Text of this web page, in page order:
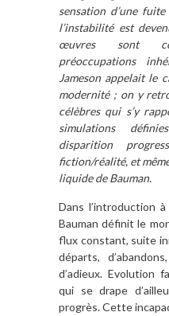
sensation d’une
l’instabilité est
œuvres sont
préoccupations
Jameson appelait le
modernité ; on y
célèbres qui s’y
simulations
disparition
fiction/réalité, et
liquide de Bauman.
Dans l’introduction à
Bauman définit le
flux constant, suite
départs,
d’adieux. Evolution
qui se drape
progrès. Cette